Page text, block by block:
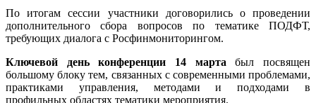
По итогам сессии участники договорились о проведении
дополнительного сбора вопросов по тематике ПОДФТ,
требующих диалога с Росфинмониторингом.
Ключевой день конференции 14 марта был посвящен
большому блоку тем, связанных с современными проблемами,
практиками управления, методами и подходами в
профильных областях тематики мероприятия.